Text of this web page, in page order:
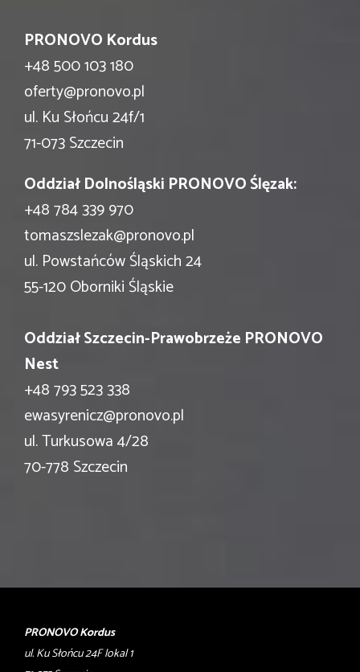
PRONOVO Kordus
+48 500 103 180
oferty@pronovo.pl
ul. Ku Słońcu 24f/1
71-073 Szczecin
Oddział Dolnośląski PRONOVO Ślęzak:
+48 784 339 970
tomaszslezak@pronovo.pl
ul. Powstańców Śląskich 24
55-120 Oborniki Śląskie
Oddział Szczecin-Prawobrzeże PRONOVO
Nest
+48 793 523 338
ewasyrenicz@pronovo.pl
ul. Turkusowa 4/28
70-778 Szczecin
PRONOVO Kordus
ul. Ku Słońcu 24F lokal 1